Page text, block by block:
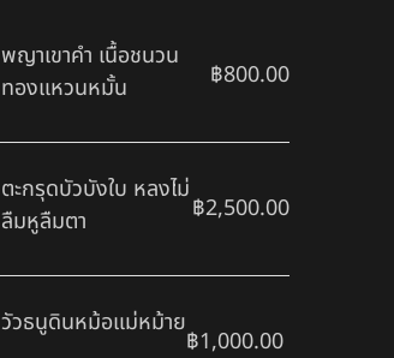
พญาเขาคำ เนื้อชนวน
ทองแหวนหมั้น
฿800.00
ตะกรุดบัวบังใบ หลงไม่
ลืมหูลืมตา
฿2,500.00
วัวธนูดินหม้อแม่หม้าย
฿1,000.00